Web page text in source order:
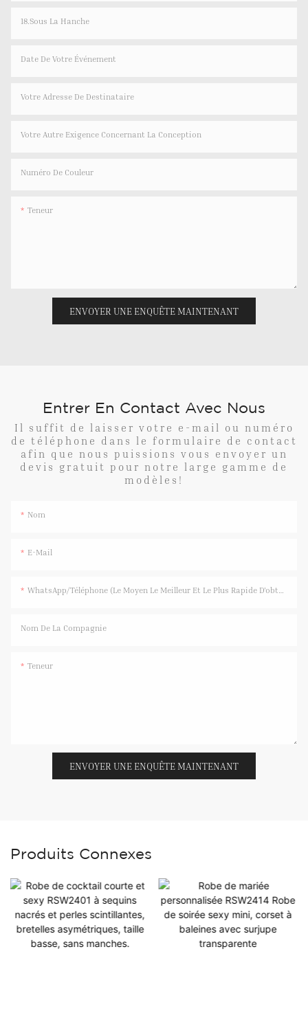
18.Sous La Hanche
Date De Votre Événement
Votre Adresse De Destinataire
Votre Autre Exigence Concernant La Conception
Numéro De Couleur
Teneur
ENVOYER UNE ENQUÊTE MAINTENANT
Entrer En Contact Avec Nous
Il suffit de laisser votre e-mail ou numéro
de téléphone dans le formulaire de contact
afin que nous puissions vous envoyer un
devis gratuit pour notre large gamme de
modèles!
Nom
E-Mail
WhatsApp/Téléphone (Le Moyen Le Meilleur Et Le Plus Rapide D'obtenir Une Réponse)
Nom De La Compagnie
Teneur
ENVOYER UNE ENQUÊTE MAINTENANT
Produits Connexes